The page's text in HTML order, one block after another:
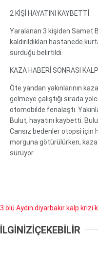
2 KİŞİ HAYATINI KAYBETTİ
Yaralanan 3 kişiden Samet
kaldırıldıkları hastanede
sürdüğü belirtildi.
KAZA HABERİ SONRASI
Öte yandan yakınlarının
gelmeye çalıştığı sırada
otomobilde fenalaştı.
Bulut, hayatını kaybetti.
Cansız bedenler otopsi için
morguna götürülürken,
sürüyor.
3 ölü Aydın diyarbakır kalp krizi
İLGİNİZİÇEKEBİLİR